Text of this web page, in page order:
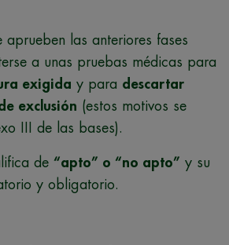
aprueben las anteriores fases
a unas pruebas médicas para
exigida y para descartar
exclusión (estos motivos se
III de las bases).
de “apto” o “no apto” y su
y obligatorio.